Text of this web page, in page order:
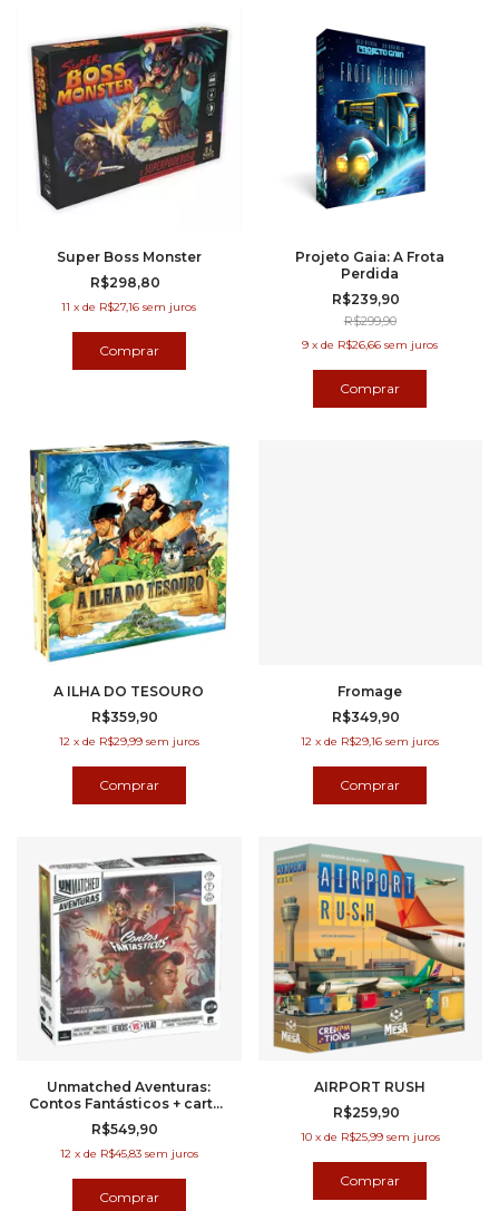
Super Boss Monster
R$298,80
11 xde R$27,16 sem juros
Projeto Gaia: A Frota
Perdida
R$239,90
R$299,90
9 xde R$26,66 sem juros
A ILHA DO TESOURO
R$359,90
12 x de R$29,99 sem juros
Fromage
R$349,90
12 xde R$29,16 sem juros
Unmatched Aventuras:
Contos Fantásticos + cartas
FOIL
R$549,90
12 x de R$45,83 sem juros
AIRPORT RUSH
R$259,90
10 x de R$25,99 sem juros